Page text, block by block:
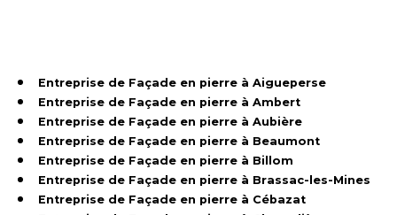
Entreprise de Façade en pierre à Aigueperse
Entreprise de Façade en pierre à Ambert
Entreprise de Façade en pierre à Aubière
Entreprise de Façade en pierre à Beaumont
Entreprise de Façade en pierre à Billom
Entreprise de Façade en pierre à Brassac-les-Mines
Entreprise de Façade en pierre à Cébazat